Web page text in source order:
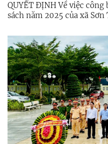
QUYẾT ĐỊNH Về việc
sách năm 2025 của xã Sơn